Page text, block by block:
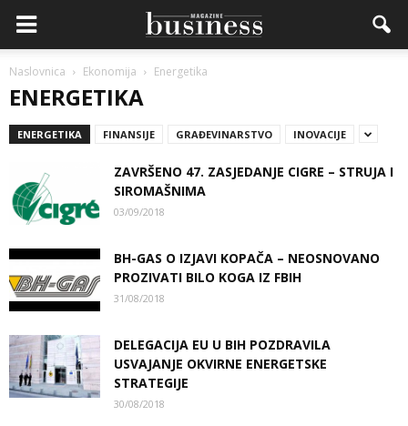
Naslovnica Ekonomija Energetika
ENERGETIKA
ENERGETIKA FINANSIJE GRAĐEVINARSTVO INOVACIJE
ZAVRŠENO 47. ZASJEDANJE CIGRE – STRUJA I
SIROMAŠNIMA
03/09/2018
BH-GAS O IZJAVI KOPAČA – NEOSNOVANO
PROZIVATI BILO KOGA IZ FBIH
31/08/2018
DELEGACIJA EU U BIH POZDRAVILA
USVAJANJE OKVIRNE ENERGETSKE
STRATEGIJE
30/08/2018